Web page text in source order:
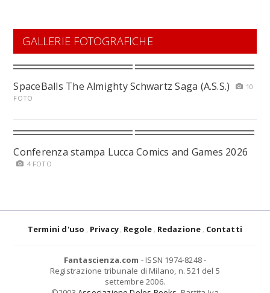
GALLERIE FOTOGRAFICHE
SpaceBalls The Almighty Schwartz Saga (A.S.S.)
10
FOTO
Conferenza stampa Lucca Comics and Games 2026
4 FOTO
Termini d'uso Privacy Regole Redazione Contatti
Fantascienza.com - ISSN 1974-8248 -
Registrazione tribunale di Milano, n. 521 del 5
settembre 2006.